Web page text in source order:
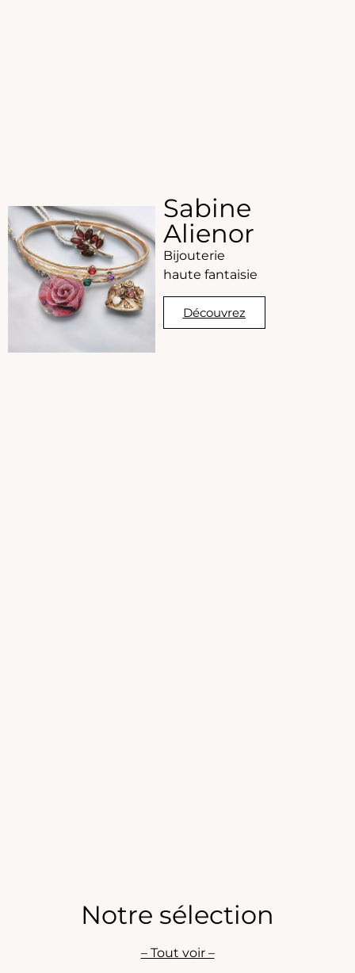
Sabine
Alienor
Bijouterie
haute fantaisie
Découvrez
Notre sélection
– Tout voir –